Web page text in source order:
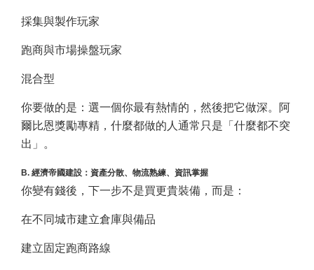
採集與製作玩家
跑商與市場操盤玩家
混合型
你要做的是：選一個你最有熱情的，然後把它做深。阿
爾比恩獎勵專精，什麼都做的人通常只是「什麼都不突
出」。
B. 經濟帝國建設：資產分散、物流熟練、資訊掌握
你變有錢後，下一步不是買更貴裝備，而是：
在不同城市建立倉庫與備品
建立固定跑商路線